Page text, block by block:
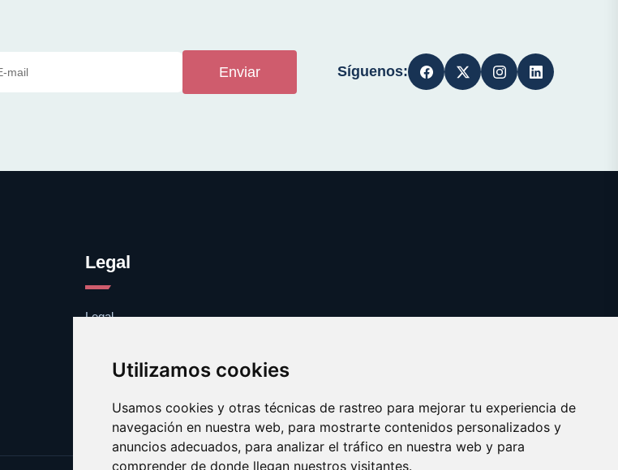
Utilizamos cookies
Usamos cookies y otras técnicas de rastreo para mejorar tu experiencia de
navegación en nuestra web, para mostrarte contenidos personalizados y
anuncios adecuados, para analizar el tráfico en nuestra web y para
comprender de donde llegan nuestros visitantes.
Enviar Síguenos:
Legal
Legal
Contacto